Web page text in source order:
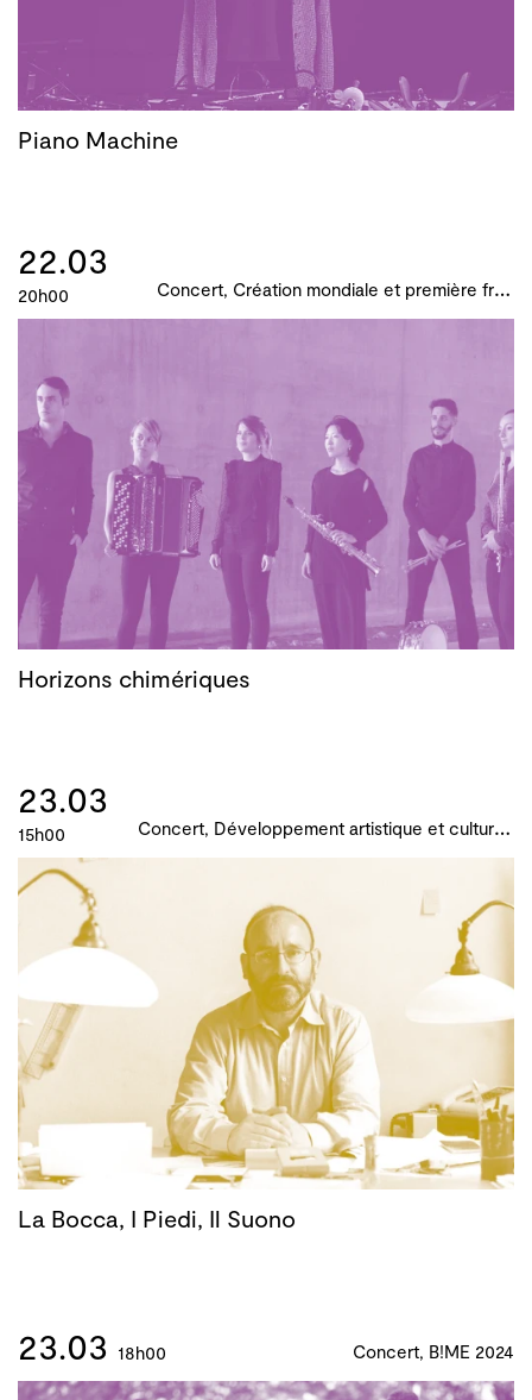
Piano Machine
22.03
20h00 C
oncert, Création mondiale et première française, B!ME 2024
Horizons chimériques
23.03
15h00 C
oncert, Développement artistique et culturel des territoires, Actions culturelles, B!ME 2024
La Bocca, I Piedi, Il Suono
23.03 18h00 Concert, B!ME 2024